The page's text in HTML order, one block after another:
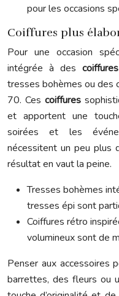
pour les occasions
Coiffures plus
Pour une occasion
intégrée à des coiffures
tresses bohèmes ou des
70. Ces coiffures
et apportent une
soirées et les
nécessitent un peu plus
résultat en vaut la peine.
Tresses bohèmes
tresses épi sont
Coiffures rétro
volumineux sont de
Penser aux accessoires
barrettes, des fleurs ou